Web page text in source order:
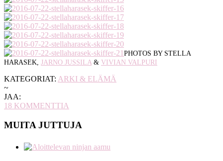
PHOTOS BY STELLA
HARASEK, JARNO JUSSILA& VIVIAN VALPURI
KATEGORIAT: ARKI & ELÄMÄ
~
JAA:
18 KOMMENTTIA
MUITA JUTTUJA